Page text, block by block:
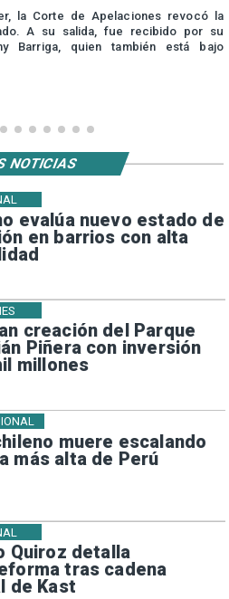
la Corte de Apelaciones revocó la
A su salida, fue recibido por su
Barriga, quien también está bajo
evalúa nuevo estado de
en barrios con alta
creación del Parque
Piñera con inversión
millones
muere escalando
más alta de Perú
Quiroz detalla
tras cadena
de Kast
NOTICIAS